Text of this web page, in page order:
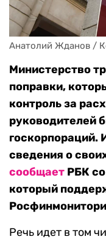
Анатолий Жданов /
Министерство
поправки,
контроль за
руководителей
госкорпораций.
сведения о
сообщает РБК
который
Речь идет в том